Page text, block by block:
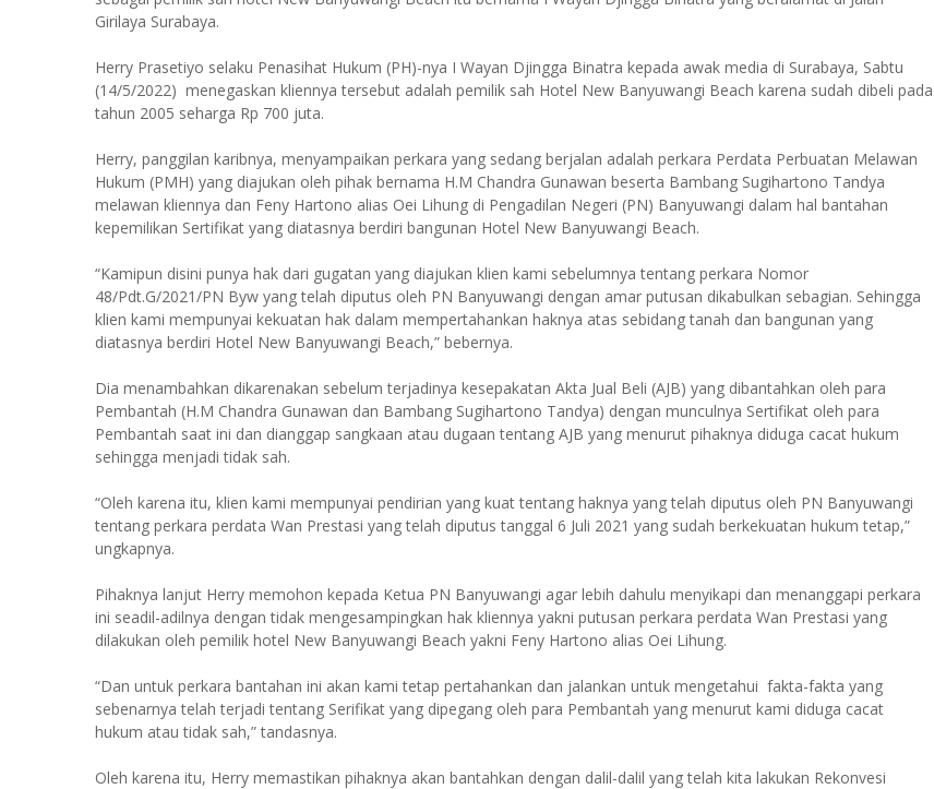
Girilaya Surabaya.
Herry Prasetiyo selaku Penasihat Hukum (PH)-nya I Wayan Djingga Binatra kepada awak media di Surabaya, Sabtu
(14/5/2022) menegaskan kliennya tersebut adalah pemilik sah Hotel New Banyuwangi Beach karena sudah dibeli pada
tahun 2005 seharga Rp 700 juta.
Herry, panggilan karibnya, menyampaikan perkara yang sedang berjalan adalah perkara Perdata Perbuatan Melawan
Hukum (PMH) yang diajukan oleh pihak bernama H.M Chandra Gunawan beserta Bambang Sugihartono Tandya
melawan kliennya dan Feny Hartono alias Oei Lihung di Pengadilan Negeri (PN) Banyuwangi dalam hal bantahan
kepemilikan Sertifikat yang diatasnya berdiri bangunan Hotel New Banyuwangi Beach.
“Kamipun disini punya hak dari gugatan yang diajukan klien kami sebelumnya tentang perkara Nomor
48/Pdt.G/2021/PN Byw yang telah diputus oleh PN Banyuwangi dengan amar putusan dikabulkan sebagian. Sehingga
klien kami mempunyai kekuatan hak dalam mempertahankan haknya atas sebidang tanah dan bangunan yang
diatasnya berdiri Hotel New Banyuwangi Beach,” bebernya.
Dia menambahkan dikarenakan sebelum terjadinya kesepakatan Akta Jual Beli (AJB) yang dibantahkan oleh para
Pembantah (H.M Chandra Gunawan dan Bambang Sugihartono Tandya) dengan munculnya Sertifikat oleh para
Pembantah saat ini dan dianggap sangkaan atau dugaan tentang AJB yang menurut pihaknya diduga cacat hukum
sehingga menjadi tidak sah.
“Oleh karena itu, klien kami mempunyai pendirian yang kuat tentang haknya yang telah diputus oleh PN Banyuwangi
tentang perkara perdata Wan Prestasi yang telah diputus tanggal 6 Juli 2021 yang sudah berkekuatan hukum tetap,”
ungkapnya.
Pihaknya lanjut Herry memohon kepada Ketua PN Banyuwangi agar lebih dahulu menyikapi dan menanggapi perkara
ini seadil-adilnya dengan tidak mengesampingkan hak kliennya yakni putusan perkara perdata Wan Prestasi yang
dilakukan oleh pemilik hotel New Banyuwangi Beach yakni Feny Hartono alias Oei Lihung.
“Dan untuk perkara bantahan ini akan kami tetap pertahankan dan jalankan untuk mengetahui fakta-fakta yang
sebenarnya telah terjadi tentang Serifikat yang dipegang oleh para Pembantah yang menurut kami diduga cacat
hukum atau tidak sah,” tandasnya.
Oleh karena itu, Herry memastikan pihaknya akan bantahkan dengan dalil-dalil yang telah kita lakukan Rekonvesi